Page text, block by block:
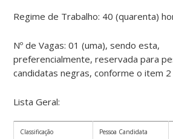
Regime de Trabalho: 40 (quarenta)
Nº de Vagas: 01 (uma), sendo esta,
preferencialmente, reservada para
candidatas negras, conforme o item
Lista Geral:
Classificação Pessoa Candidata